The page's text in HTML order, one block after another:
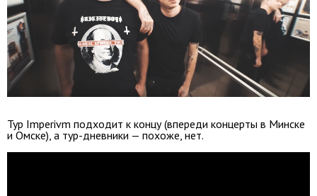
Тур Imperivm подходит к концу (впереди концерты в Минске
и Омске), а тур-дневники — похоже, нет.